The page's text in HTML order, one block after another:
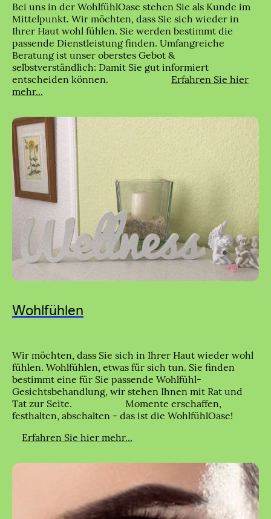
Bei uns in der WohlfühlOase stehen Sie als Kunde im
Mittelpunkt. Wir möchten, dass Sie sich wieder in
Ihrer Haut wohl fühlen. Sie werden bestimmt die
passende Dienstleistung finden. Umfangreiche
Beratung ist unser oberstes Gebot &
selbstverständlich: Damit Sie gut informiert
entscheiden können. Erfahren Sie hier
mehr...
Wohlfühlen
Wir möchten, dass Sie sich in Ihrer Haut wieder wohl
fühlen. Wohlfühlen, etwas für sich tun. Sie finden
bestimmt eine für Sie passende Wohlfühl-
Gesichtsbehandlung, wir stehen Ihnen mit Rat und
Tat zur Seite. Momente erschaffen,
festhalten, abschalten - das ist die WohlfühlOase!
Erfahren Sie hier mehr...